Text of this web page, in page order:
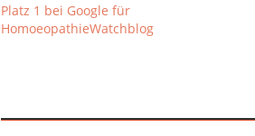
Platz 1 bei Google für
HomoeopathieWatchblog